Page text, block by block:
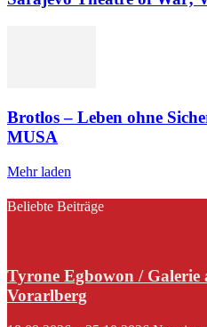
Brotlos – Leben ohne
MUSA
Mehr laden
Beliebte Beiträge
Tyrone Egbowon / Galerie
Vorarlberg